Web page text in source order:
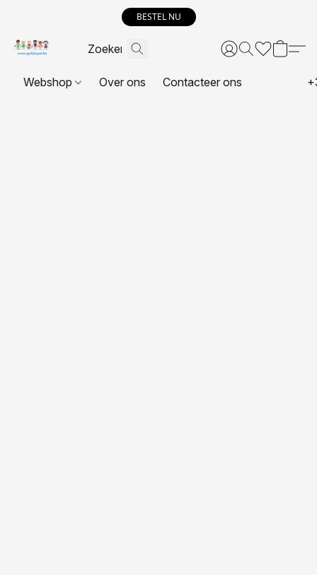
BESTEL NU
Webshop Over ons Contacteer ons